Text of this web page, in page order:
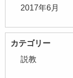
2017年6月
カテゴリー
説教